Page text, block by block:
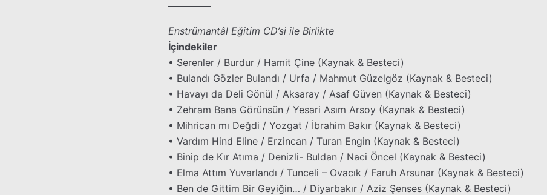
Enstrümantâl Eğitim CD’si ile Birlikte
İçindekiler
• Serenler / Burdur / Hamit Çine (Kaynak & Besteci)
• Bulandı Gözler Bulandı / Urfa / Mahmut Güzelgöz (Kaynak & Besteci)
• Havayı da Deli Gönül / Aksaray / Asaf Güven (Kaynak & Besteci)
• Zehram Bana Görünsün / Yesari Asım Arsoy (Kaynak & Besteci)
• Mihrican mı Değdi / Yozgat / İbrahim Bakır (Kaynak & Besteci)
• Vardım Hind Eline / Erzincan / Turan Engin (Kaynak & Besteci)
• Binip de Kır Atıma / Denizli- Buldan / Naci Öncel (Kaynak & Besteci)
• Elma Attım Yuvarlandı / Tunceli – Ovacık / Faruh Arsunar (Kaynak & Besteci)
• Ben de Gittim Bir Geyiğin… / Diyarbakır / Aziz Şenses (Kaynak & Besteci)